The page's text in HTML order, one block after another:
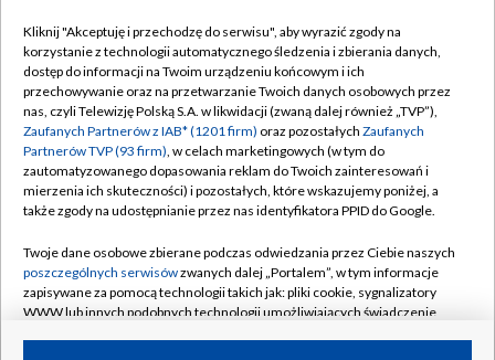
TVP
Abonament TVP
Emisja w TVP
Centrum informacji TVP
Naziemna Telewizja Cyfrowa
Rada Programowa
System NOS
Informacje o nadawcy
Regulamin TVP
Polityka prywatności
Moje zgody
Pomoc
Kontakt
Kanały
Kliknij "Akceptuję i przechodzę do serwisu", aby wyrazić zgody na
korzystanie z technologii automatycznego śledzenia i zbierania danych,
dostęp do informacji na Twoim urządzeniu końcowym i ich
przechowywanie oraz na przetwarzanie Twoich danych osobowych przez
nas, czyli Telewizję Polską S.A. w likwidacji (zwaną dalej również „TVP”),
Zaufanych Partnerów z IAB* (1201 firm) oraz pozostałych Zaufanych
Partnerów TVP (93 firm), w celach marketingowych (w tym do
zautomatyzowanego dopasowania reklam do Twoich zainteresowań i
mierzenia ich skuteczności) i pozostałych, które wskazujemy poniżej, a
także zgody na udostępnianie przez nas identyfikatora PPID do Google.
Twoje dane osobowe zbierane podczas odwiedzania przez Ciebie naszych
poszczególnych serwisówzwanych dalej „Portalem”, w tym informacje
zapisywane za pomocą technologii takich jak: pliki cookie, sygnalizatory
WWW lub innych podobnych technologii umożliwiających świadczenie